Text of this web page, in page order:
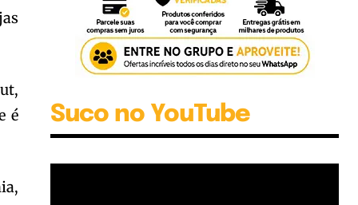
é
Suco no YouTube